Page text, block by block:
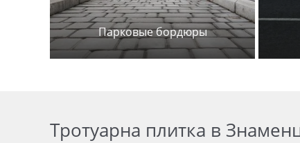
Парковые бордюры
Тротуарна плитка в